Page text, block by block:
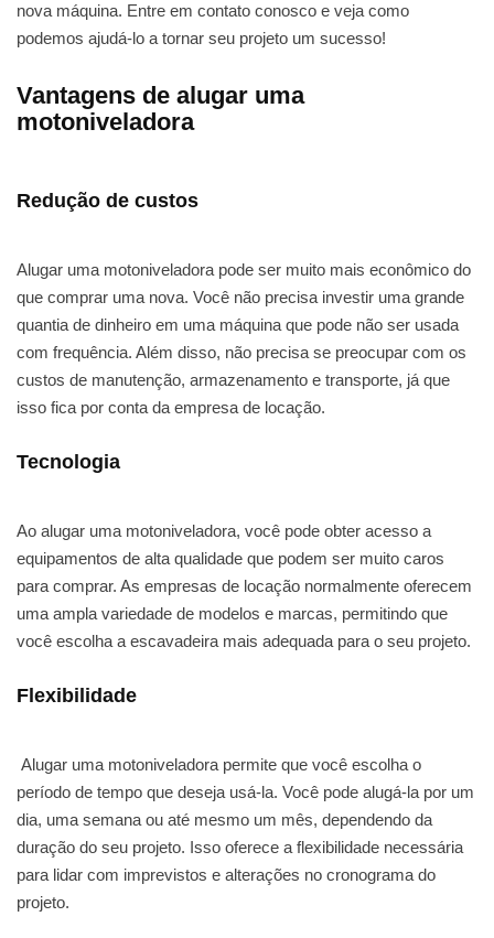
nova máquina. Entre em contato conosco e veja como
podemos ajudá-lo a tornar seu projeto um sucesso!
Vantagens de alugar uma
motoniveladora
Redução de custos
Alugar uma motoniveladora pode ser muito mais econômico do
que comprar uma nova. Você não precisa investir uma grande
quantia de dinheiro em uma máquina que pode não ser usada
com frequência. Além disso, não precisa se preocupar com os
custos de manutenção, armazenamento e transporte, já que
isso fica por conta da empresa de locação.
Tecnologia
Ao alugar uma motoniveladora, você pode obter acesso a
equipamentos de alta qualidade que podem ser muito caros
para comprar. As empresas de locação normalmente oferecem
uma ampla variedade de modelos e marcas, permitindo que
você escolha a escavadeira mais adequada para o seu projeto.
Flexibilidade
Alugar uma motoniveladora permite que você escolha o
período de tempo que deseja usá-la. Você pode alugá-la por um
dia, uma semana ou até mesmo um mês, dependendo da
duração do seu projeto. Isso oferece a flexibilidade necessária
para lidar com imprevistos e alterações no cronograma do
projeto.